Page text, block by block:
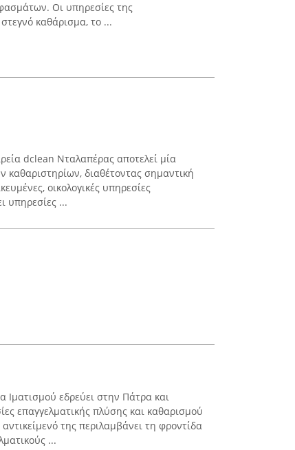
Οι υπηρεσίες της
καθάρισμα, το ...
dclean Νταλαπέρας αποτελεί μία
καθαριστηρίων, διαθέτοντας σημαντική
οικολογικές υπηρεσίες
υπηρεσίες ...
Ιματισμού εδρεύει στην Πάτρα και
επαγγελματικής πλύσης και καθαρισμού
της περιλαμβάνει τη φροντίδα
...